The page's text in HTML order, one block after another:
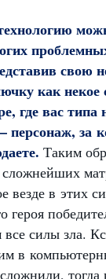
свою
как некое
где вас типа
персонаж, за
Таким
сложнейших
везде в этих
героя
силы зла.
в